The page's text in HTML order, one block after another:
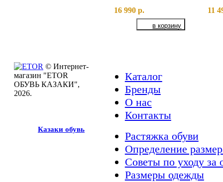
16 990 р.
11
© Интернет-
магазин "ETOR
ОБУВЬ КАЗАКИ",
2026.
Казаки обувь
Каталог
Бренды
О нас
Контакты
Растяжка обуви
Определение
Советы по уходу за
Размеры одежды